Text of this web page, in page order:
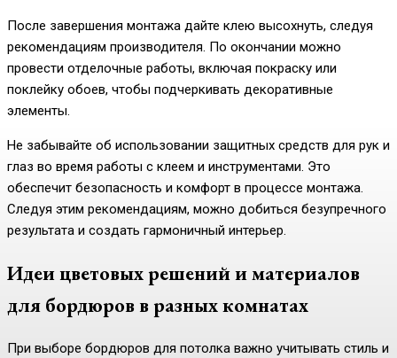
После завершения монтажа дайте клею высохнуть, следуя
рекомендациям производителя. По окончании можно
провести отделочные работы, включая покраску или
поклейку обоев, чтобы подчеркивать декоративные
элементы.
Не забывайте об использовании защитных средств для рук и
глаз во время работы с клеем и инструментами. Это
обеспечит безопасность и комфорт в процессе монтажа.
Следуя этим рекомендациям, можно добиться безупречного
результата и создать гармоничный интерьер.
Идеи цветовых решений и материалов
для бордюров в разных комнатах
При выборе бордюров для потолка важно учитывать стиль и